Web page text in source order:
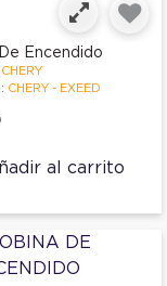
Encendido
CHERY
CHERY - EXEED